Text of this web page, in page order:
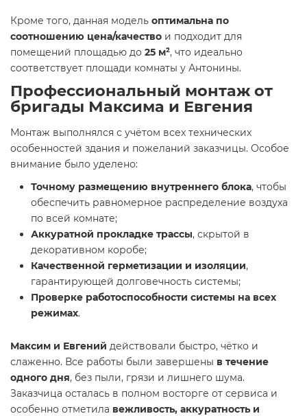
Кроме того, данная модель оптимальна по
соотношению цена/качество и подходит для
помещений площадью до 25 м², что идеально
соответствует площади комнаты у Антонины.
Профессиональный монтаж от
бригады Максима и Евгения
Монтаж выполнялся с учётом всех технических
особенностей здания и пожеланий заказчицы. Особое
внимание было уделено:
Точному размещению внутреннего блока, чтобы
обеспечить равномерное распределение воздуха
по всей комнате;
Аккуратной прокладке трассы, скрытой в
декоративном коробе;
Качественной герметизации и изоляции,
гарантирующей долговечность системы;
Проверке работоспособности системы на всех
режимах.
Максим и Евгений действовали быстро, чётко и
слаженно. Все работы были завершены в течение
одного дня, без пыли, грязи и лишнего шума.
Заказчица осталась в полном восторге от сервиса и
особенно отметила вежливость, аккуратность и